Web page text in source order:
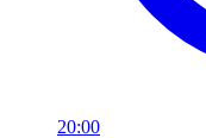
20:00